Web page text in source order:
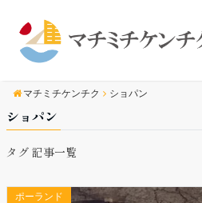
マチミチケンチク ショパン
ショパン
タグ 記事一覧
ポーランド